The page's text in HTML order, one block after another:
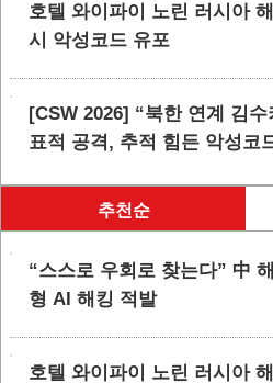
호텔 와이파이 노린 러시아
시 악성코드 유포
[CSW 2026] “북한 연계 김
표적 공격, 추적 힘든 악성코
추천순
“스스로 우회로 찾는다” 中
형 AI 해킹 적발
호텔 와이파이 노린 러시아